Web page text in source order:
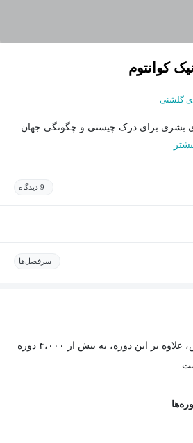
کوانتوم
گلشنی
بشری برای درک چیستی و چگونگی جهان
9 دیدگاه
سرفصل‌ها
با خرید اشتراک مکتب‌پلاس، علاوه بر این دوره، به بیش از ۴،۰۰۰ دوره